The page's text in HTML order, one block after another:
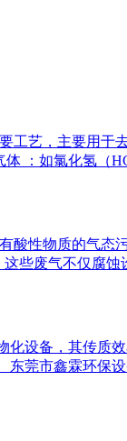
工艺，主要用
体 ：如氯化氢（
性物质的气态
些废气不仅腐
设备，其传质
东莞市鑫霖环保